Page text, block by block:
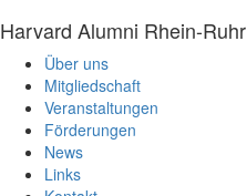
Harvard Alumni Rhein-Ruhr
Über uns
Mitgliedschaft
Veranstaltungen
Förderungen
News
Links